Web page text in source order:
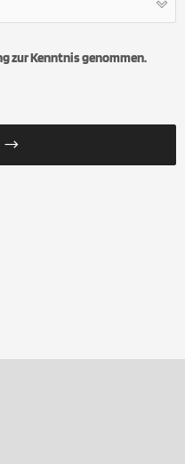
zur Kenntnis genommen.